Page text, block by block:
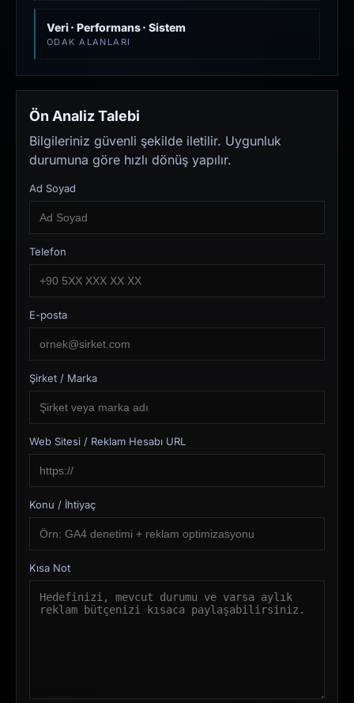
Veri · Performans · Sistem
ODAK ALANLARI
Ön Analiz Talebi
Bilgileriniz güvenli şekilde iletilir. Uygunluk
durumuna göre hızlı dönüş yapılır.
Ad Soyad
Telefon
E-posta
Şirket / Marka
Web Sitesi / Reklam Hesabı URL
Konu / İhtiyaç
Kısa Not